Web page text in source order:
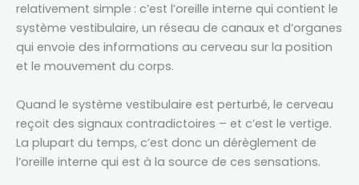
relativement simple : c’est l’oreille interne qui contient le
système vestibulaire, un réseau de canaux et d’organes
qui envoie des informations au cerveau sur la position
et le mouvement du corps.
Quand le système vestibulaire est perturbé, le cerveau
reçoit des signaux contradictoires – et c’est le vertige.
La plupart du temps, c’est donc un dérèglement de
l’oreille interne qui est à la source de ces sensations.